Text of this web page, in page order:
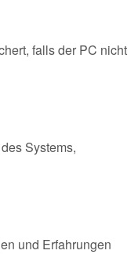
falls der PC nicht
Systems,
und Erfahrungen